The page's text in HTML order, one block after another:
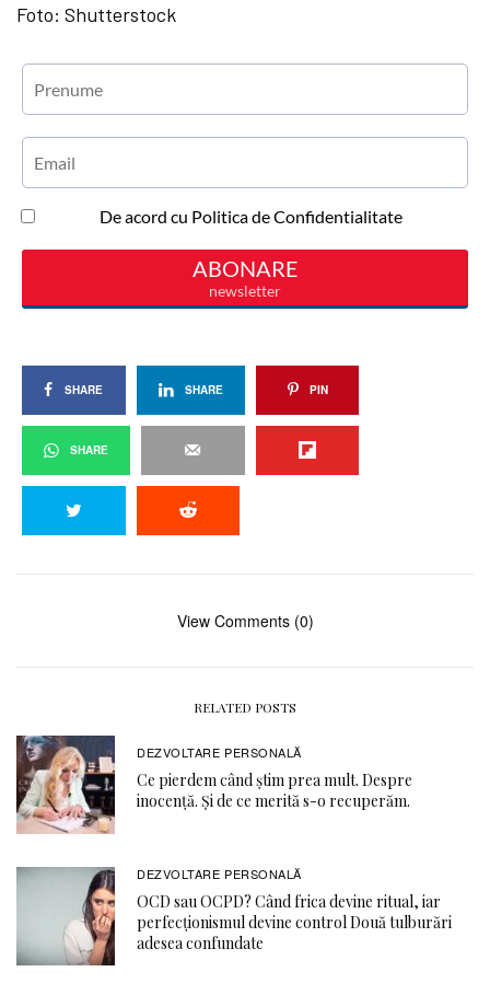
Foto: Shutterstock
SHARE SHARE PIN
SHARE
View Comments (0)
RELATED POSTS
DEZVOLTARE PERSONALĂ
Ce pierdem când știm prea mult. Despre
inocență. Și de ce merită s-o recuperăm.
DEZVOLTARE PERSONALĂ
OCD sau OCPD? Când frica devine ritual, iar
perfecționismul devine control Două tulburări
adesea confundate